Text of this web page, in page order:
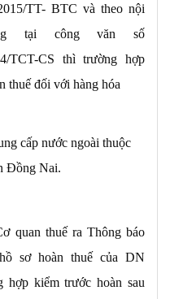
TT- BTC và theo nội
tại công văn số
TCT-CS thì trường hợp
thuế đối với hàng hóa
cấp nước ngoài thuộc
Đồng Nai.
quan thuế ra Thông báo
sơ hoàn thuế của DN
hợp kiểm trước hoàn sau